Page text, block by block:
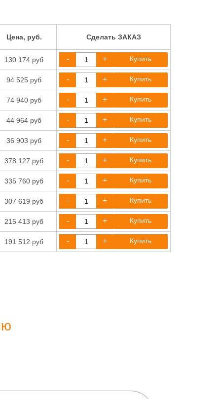
Цена, руб. Сделать ЗАКАЗ
130 174 руб - + Купить
94 525 руб - + Купить
74 940 руб - + Купить
44 964 руб - + Купить
36 903 руб - + Купить
378 127 руб - + Купить
335 760 руб - + Купить
307 619 руб - + Купить
215 413 руб - + Купить
191 512 руб - + Купить